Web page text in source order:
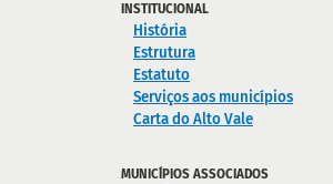
INSTITUCIONAL
História
Estrutura
Estatuto
Serviços aos municípios
Carta do Alto Vale
MUNICÍPIOS ASSOCIADOS